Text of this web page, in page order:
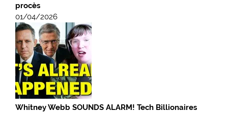
procès
01/04/2026
Whitney Webb SOUNDS ALARM! Tech Billionaires